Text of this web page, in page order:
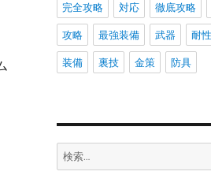
完全攻略 対応 徹底攻略
攻略 最強装備 武器 耐性
装備 裏技 金策 防具
検
索: